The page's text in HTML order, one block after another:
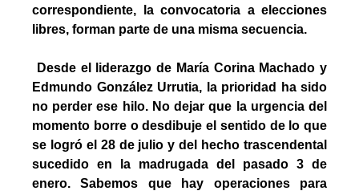
correspondiente, la convocatoria a elecciones
libres, forman parte de una misma secuencia.
Desde el liderazgo de María Corina Machado y
Edmundo González Urrutia, la prioridad ha sido
no perder ese hilo. No dejar que la urgencia del
momento borre o desdibuje el sentido de lo que
se logró el 28 de julio y del hecho trascendental
sucedido en la madrugada del pasado 3 de
enero. Sabemos que hay operaciones para